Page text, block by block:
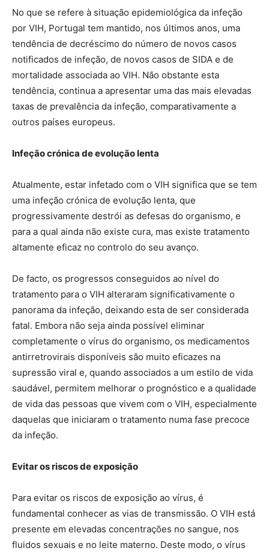
No que se refere à situação epidemiológica da infeção
por VIH, Portugal tem mantido, nos últimos anos, uma
tendência de decréscimo do número de novos casos
notificados de infeção, de novos casos de SIDA e de
mortalidade associada ao VIH. Não obstante esta
tendência, continua a apresentar uma das mais elevadas
taxas de prevalência da infeção, comparativamente a
outros países europeus.
Infeção crónica de evolução lenta
Atualmente, estar infetado com o VIH significa que se tem
uma infeção crónica de evolução lenta, que
progressivamente destrói as defesas do organismo, e
para a qual ainda não existe cura, mas existe tratamento
altamente eficaz no controlo do seu avanço.
De facto, os progressos conseguidos ao nível do
tratamento para o VIH alteraram significativamente o
panorama da infeção, deixando esta de ser considerada
fatal. Embora não seja ainda possível eliminar
completamente o vírus do organismo, os medicamentos
antirretrovirais disponíveis são muito eficazes na
supressão viral e, quando associados a um estilo de vida
saudável, permitem melhorar o prognóstico e a qualidade
de vida das pessoas que vivem com o VIH, especialmente
daquelas que iniciaram o tratamento numa fase precoce
da infeção.
Evitar os riscos de exposição
Para evitar os riscos de exposição ao vírus, é
fundamental conhecer as vias de transmissão. O VIH está
presente em elevadas concentrações no sangue, nos
fluidos sexuais e no leite materno. Deste modo, o vírus